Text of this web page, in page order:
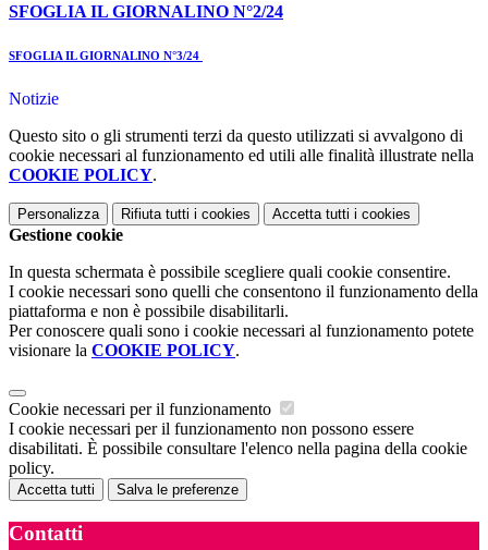
SFOGLIA IL GIORNALINO N°2/24
SFOGLIA IL GIORNALINO N°3/24
Notizie
Questo sito o gli strumenti terzi da questo utilizzati si avvalgono di
cookie necessari al funzionamento ed utili alle finalità illustrate nella
COOKIE POLICY.
Personalizza Rifiuta tutti i cookies Accetta tutti i cookies
Gestione cookie
In questa schermata è possibile scegliere quali cookie consentire.
I cookie necessari sono quelli che consentono il funzionamento della
piattaforma e non è possibile disabilitarli.
Per conoscere quali sono i cookie necessari al funzionamento potete
visionare la COOKIE POLICY.
Cookie necessari per il funzionamento
I cookie necessari per il funzionamento non possono essere
disabilitati. È possibile consultare l'elenco nella pagina della cookie
policy.
Accetta tutti Salva le preferenze
Contatti